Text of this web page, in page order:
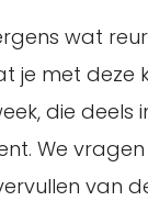
wat
je met deze
die deels
We
van